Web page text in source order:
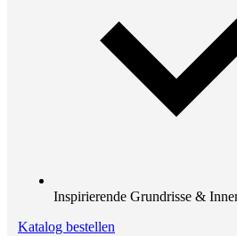
Inspirierende Grundrisse &
Katalog bestellen